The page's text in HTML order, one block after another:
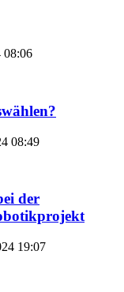
08:06
08:49
der
19:07